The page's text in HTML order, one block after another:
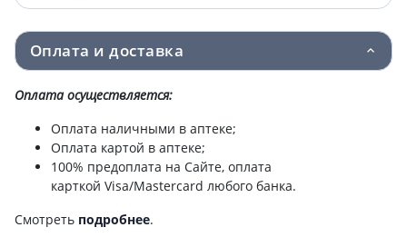
Оплата и доставка
Оплата осуществляется:
Оплата наличными в аптеке;
Оплата картой в аптеке;
100% предоплата на Сайте, оплата
карткой Visa/Mastercard любого банка.
Смотреть подробнее.